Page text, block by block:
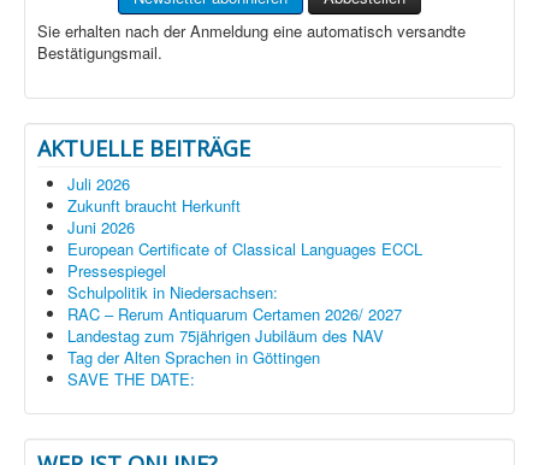
Sie erhalten nach der Anmeldung eine automatisch versandte
Bestätigungsmail.
AKTUELLE BEITRÄGE
Juli 2026
Zukunft braucht Herkunft
Juni 2026
European Certificate of Classical Languages ECCL
Pressespiegel
Schulpolitik in Niedersachsen:
RAC – Rerum Antiquarum Certamen 2026/ 2027
Landestag zum 75jährigen Jubiläum des NAV
Tag der Alten Sprachen in Göttingen
SAVE THE DATE: